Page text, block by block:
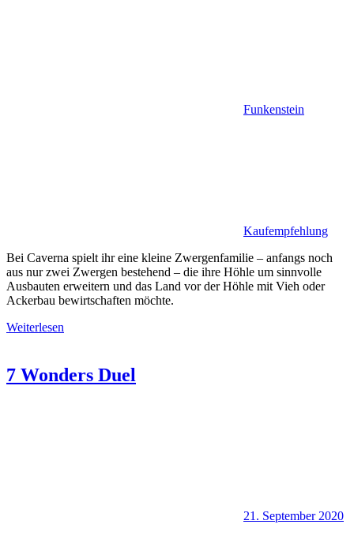
Funkenstein
Kaufempfehlung
Bei Caverna spielt ihr eine kleine Zwergenfamilie – anfangs noch
aus nur zwei Zwergen bestehend – die ihre Höhle um sinnvolle
Ausbauten erweitern und das Land vor der Höhle mit Vieh oder
Ackerbau bewirtschaften möchte.
Weiterlesen
7 Wonders Duel
21. September 2020